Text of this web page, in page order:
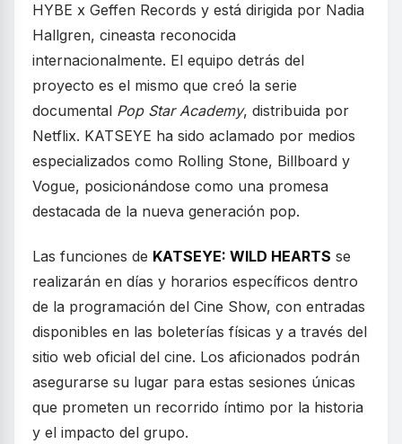
HYBE x Geffen Records y está dirigida por Nadia
Hallgren, cineasta reconocida
internacionalmente. El equipo detrás del
proyecto es el mismo que creó la serie
documental Pop Star Academy, distribuida por
Netflix. KATSEYE ha sido aclamado por medios
especializados como Rolling Stone, Billboard y
Vogue, posicionándose como una promesa
destacada de la nueva generación pop.
Las funciones de KATSEYE: WILD HEARTS se
realizarán en días y horarios específicos dentro
de la programación del Cine Show, con entradas
disponibles en las boleterías físicas y a través del
sitio web oficial del cine. Los aficionados podrán
asegurarse su lugar para estas sesiones únicas
que prometen un recorrido íntimo por la historia
y el impacto del grupo.